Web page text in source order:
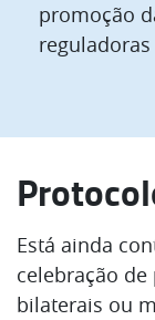
promoção
Está ainda
celebração
bilaterais ou